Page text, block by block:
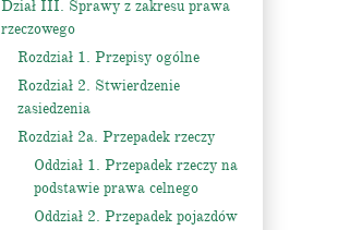
Dział III. Sprawy z zakresu prawa
rzeczowego
Rozdział 1. Przepisy ogólne
Rozdział 2. Stwierdzenie
zasiedzenia
Rozdział 2a. Przepadek rzeczy
Oddział 1. Przepadek rzeczy na
podstawie prawa celnego
Oddział 2. Przepadek pojazdów